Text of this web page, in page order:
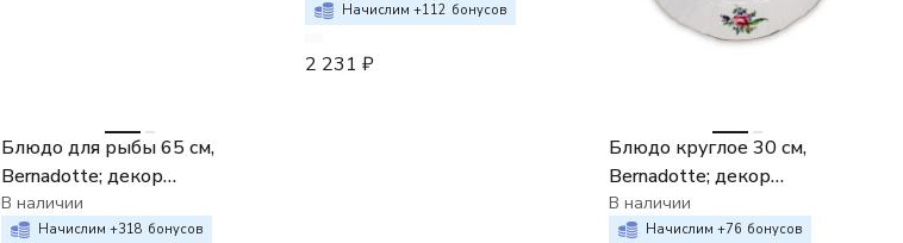
Блюдо для рыбы 65 см,
Bernadotte; декор
"Мейсенский букет"
В наличии
Начислим +318 бонусов
Начислим +112 бонусов
2 231 ₽
Блюдо круглое 30 см,
Bernadotte; декор
"Мейсенский букет"
В наличии
Начислим +76 бонусов